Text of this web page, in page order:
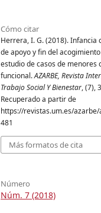
Cómo citar
Herrera, I. G. (2018). Infancia
de apoyo y fin del
estudio de casos de menores
funcional.AZARBE, Revista
Trabajo Social Y Bienestar, (7),
Recuperado a partir de
https://revistas.um.es/
481
Más formatos de cita
Número
Núm. 7 (2018)